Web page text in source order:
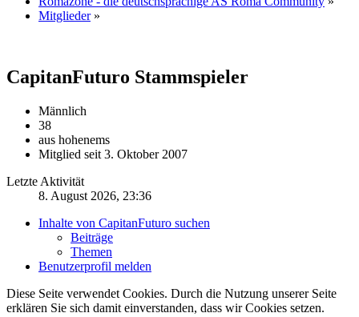
Mitglieder »
CapitanFuturo Stammspieler
Männlich
38
aus hohenems
Mitglied seit 3. Oktober 2007
Letzte Aktivität
8. August 2026, 23:36
Inhalte von CapitanFuturo suchen
Beiträge
Themen
Benutzerprofil melden
Diese Seite verwendet Cookies. Durch die Nutzung unserer Seite
erklären Sie sich damit einverstanden, dass wir Cookies setzen.